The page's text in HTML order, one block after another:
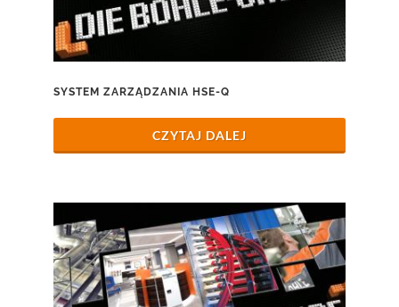
SYSTEM ZARZĄDZANIA HSE-Q
CZYTAJ DALEJ